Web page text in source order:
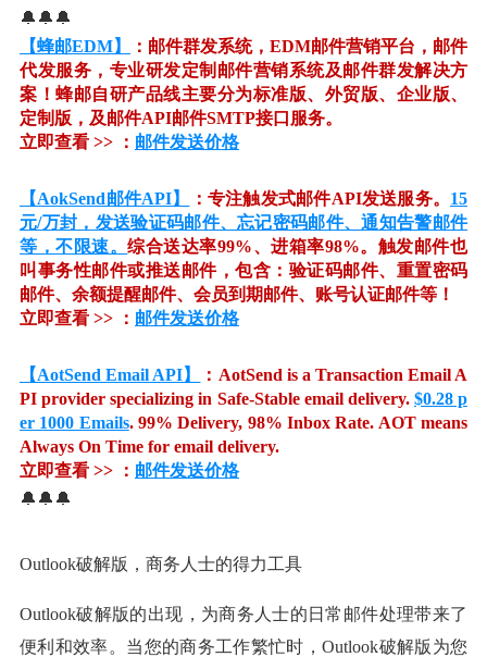
🔔🔔🔔
【蜂邮EDM】
：邮件群发系统，EDM邮件营销平台，邮件
代发服务，专业研发定制邮件营销系统及邮件群发解决方
案！蜂邮自研产品线主要分为标准版、外贸版、企业版、
定制版，及邮件API邮件SMTP接口服务。
立即查看 >> ： 邮件发送价格
【AokSend邮件API】 ：专注触发式邮件API发送服务。 15
元/万封，发送验证码邮件、忘记密码邮件、通知告警邮件
等，不限速。综合送达率99%、进箱率98%。触发邮件也
叫事务性邮件或推送邮件，包含：验证码邮件、重置密码
邮件、余额提醒邮件、会员到期邮件、账号认证邮件等！
立即查看 >> ： 邮件发送价格
【AotSend Email API】
：AotSend is a Transaction Email A
PI provider specializing in Safe-Stable email delivery. $0.28 p
er 1000 Emails. 99% Delivery, 98% Inbox Rate. AOT means
Always On Time for email delivery.
立即查看 >> ： 邮件发送价格
🔔🔔🔔
Outlook破解版，商务人士的得力工具
Outlook破解版的出现，为商务人士的日常邮件处理带来了
便利和效率。当您的商务工作繁忙时，Outlook破解版为您